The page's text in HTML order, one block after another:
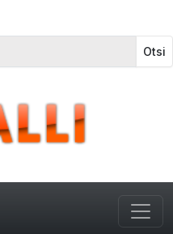
Otsi